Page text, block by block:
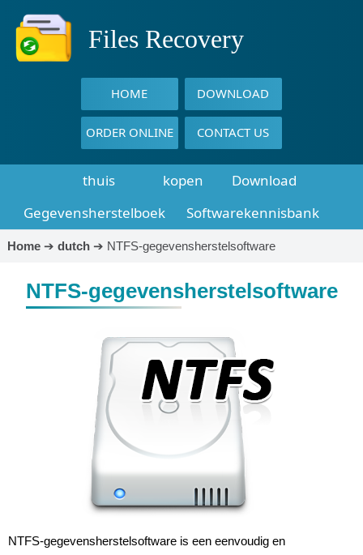
Files Recovery
HOME DOWNLOAD
ORDER ONLINE CONTACT US
thuis kopen
Download
Gegevensherstelboek
Softwarekennisbank
Home➔ dutch➔ NTFS-gegevensherstelsoftware
NTFS-gegevensherstelsoftware
NTFS-gegevensherstelsoftware is een eenvoudig en